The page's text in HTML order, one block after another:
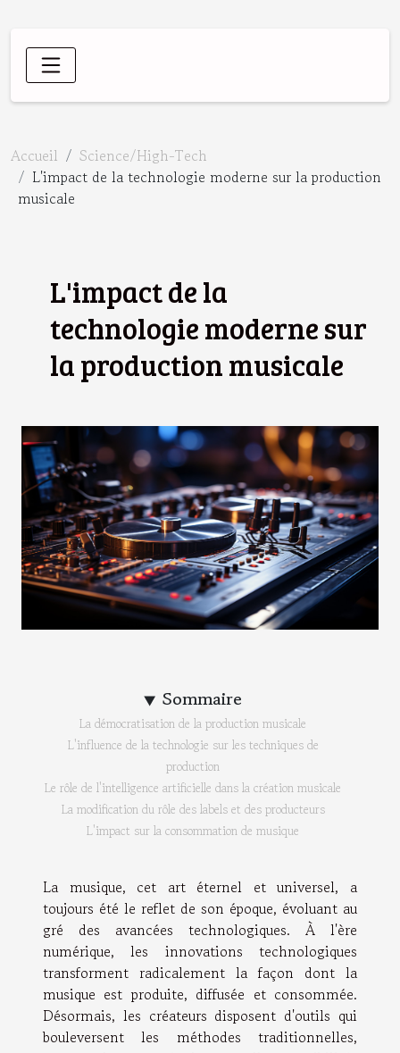
Accueil
Science/High-Tech
L'impact de la technologie moderne sur la production
musicale
L'impact de la
technologie moderne sur
la production musicale
Sommaire
La démocratisation de la production musicale
L'influence de la technologie sur les techniques de
production
Le rôle de l'intelligence artificielle dans la création musicale
La modification du rôle des labels et des producteurs
L'impact sur la consommation de musique
La musique, cet art éternel et universel, a
toujours été le reflet de son époque, évoluant au
gré des avancées technologiques. À l'ère
numérique, les innovations technologiques
transforment radicalement la façon dont la
musique est produite, diffusée et consommée.
Désormais, les créateurs disposent d'outils qui
bouleversent les méthodes traditionnelles,